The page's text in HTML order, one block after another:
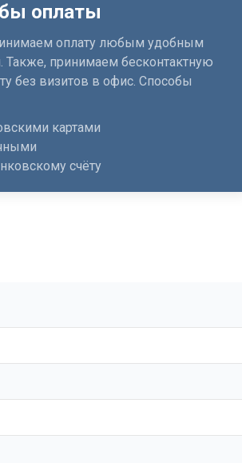
оплаты
оплату любым удобным
Также, принимаем бесконтактную
без визитов в офис. Способы
картами
счёту